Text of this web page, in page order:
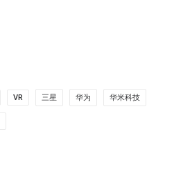
VR 三星 华为 华米科技